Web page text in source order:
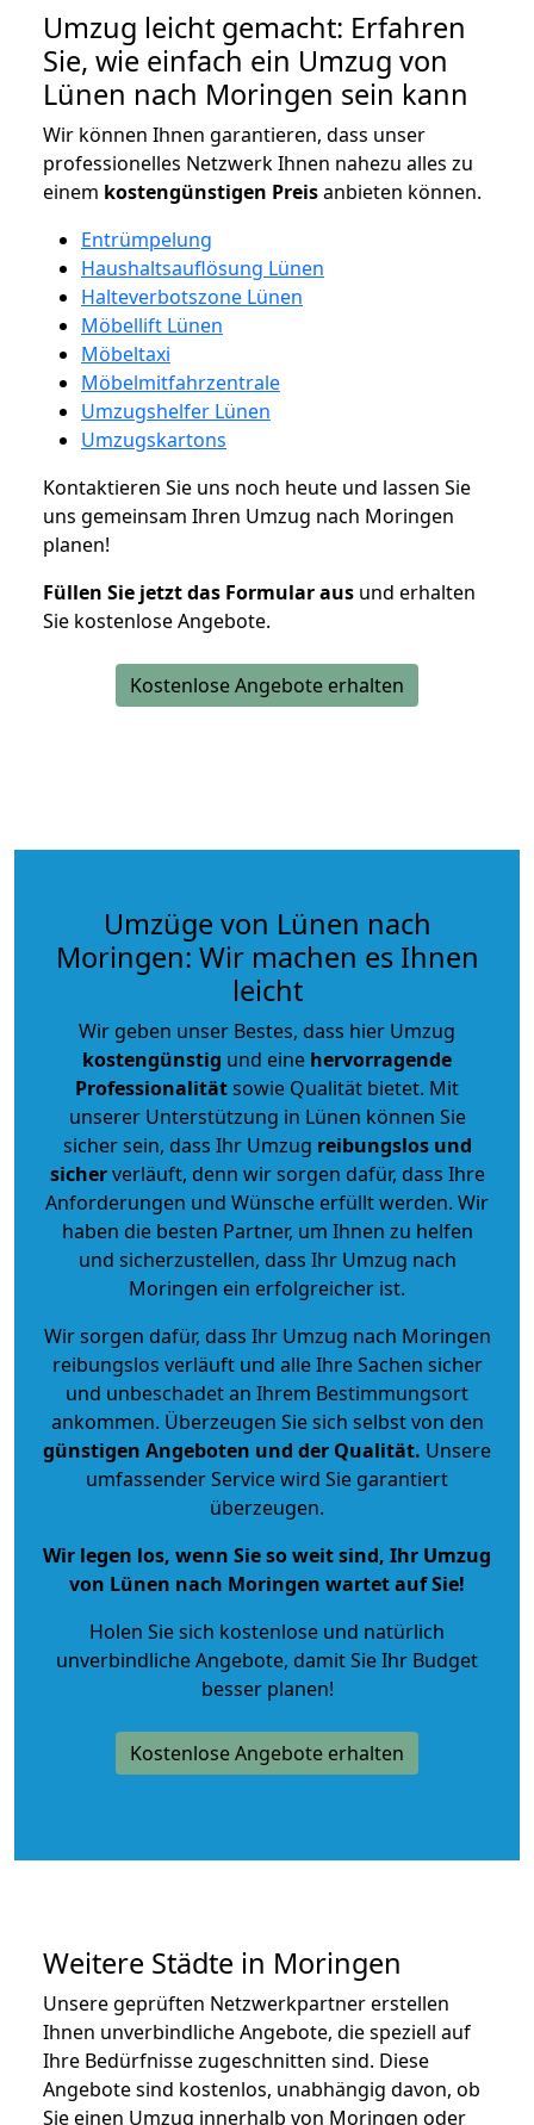
Umzug leicht gemacht: Erfahren
Sie, wie einfach ein Umzug von
Lünen nach Moringen sein kann
Wir können Ihnen garantieren, dass unser
professionelles Netzwerk Ihnen nahezu alles zu
einem kostengünstigen Preisanbieten können.
Entrümpelung
Haushaltsauflösung Lünen
Halteverbotszone Lünen
Möbellift Lünen
Möbeltaxi
Möbelmitfahrzentrale
Umzugshelfer Lünen
Umzugskartons
Kontaktieren Sie uns noch heute und lassen Sie
uns gemeinsam Ihren Umzug nach Moringen
planen!
Füllen Sie jetzt das Formular aus und erhalten
Sie kostenlose Angebote.
Kostenlose Angebote erhalten
Umzüge von Lünen nach
Moringen: Wir machen es Ihnen
leicht
Wir geben unser Bestes, dass hier Umzug
kostengünstig und eine hervorragende
Professionalitätsowie Qualität bietet. Mit
unserer Unterstützung in Lünen können Sie
sicher sein, dass Ihr Umzug reibungslos und
sicherverläuft, denn wir sorgen dafür, dass Ihre
Anforderungen und Wünsche erfüllt werden. Wir
haben die besten Partner, um Ihnen zu helfen
und sicherzustellen, dass Ihr Umzug nach
Moringen ein erfolgreicher ist.
Wir sorgen dafür, dass Ihr Umzug nach Moringen
reibungslos verläuft und alle Ihre Sachen sicher
und unbeschadet an Ihrem Bestimmungsort
ankommen. Überzeugen Sie sich selbst von den
günstigen Angeboten und der Qualität. Unsere
umfassender Service wird Sie garantiert
überzeugen.
Wir legen los, wenn Sie so weit sind, Ihr Umzug
von Lünen nach Moringen wartet auf Sie!
Holen Sie sich kostenlose und natürlich
unverbindliche Angebote, damit Sie Ihr Budget
besser planen!
Kostenlose Angebote erhalten
Weitere Städte in Moringen
Unsere geprüften Netzwerkpartner erstellen
Ihnen unverbindliche Angebote, die speziell auf
Ihre Bedürfnisse zugeschnitten sind. Diese
Angebote sind kostenlos, unabhängig davon, ob
Sie einen Umzug innerhalb von Moringen oder